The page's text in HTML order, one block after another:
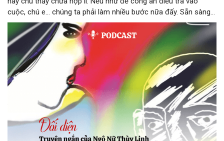
cuộc, chú e… chúng ta phải làm nhiều bước nữa đấy. Sẵn sàng
thì tiếp tục nhé! Chú Minh cầm tập bài viết đưa lại cho Thy. Cô
ngại ngùng đỡ lấy. Đây là lần thứ ba, loạt bài phóng sự của mình
bị Tổng biên tập kêu lên để trả lại...